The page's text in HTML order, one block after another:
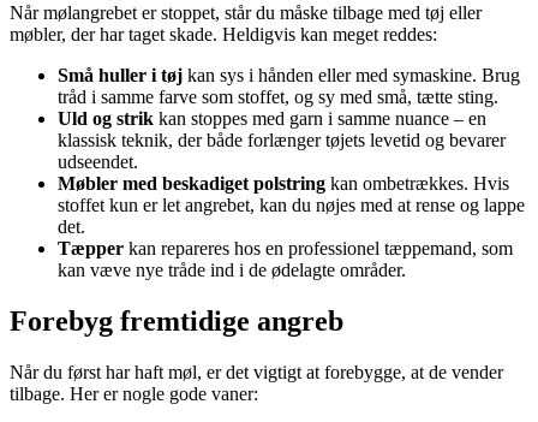
Når mølangrebet er stoppet, står du måske tilbage med tøj eller
møbler, der har taget skade. Heldigvis kan meget reddes:
Små huller i tøj kan sys i hånden eller med symaskine. Brug
tråd i samme farve som stoffet, og sy med små, tætte sting.
Uld og strik kan stoppes med garn i samme nuance – en
klassisk teknik, der både forlænger tøjets levetid og bevarer
udseendet.
Møbler med beskadiget polstring kan ombetrækkes. Hvis
stoffet kun er let angrebet, kan du nøjes med at rense og lappe
det.
Tæpper kan repareres hos en professionel tæppemand, som
kan væve nye tråde ind i de ødelagte områder.
Forebyg fremtidige angreb
Når du først har haft møl, er det vigtigt at forebygge, at de vender
tilbage. Her er nogle gode vaner: